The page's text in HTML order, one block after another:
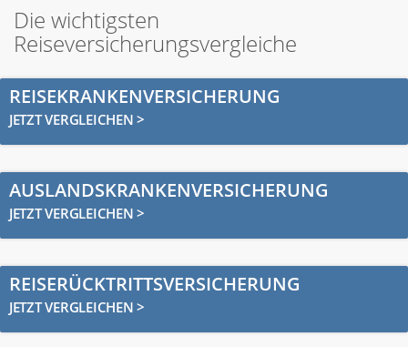
Die wichtigsten
Reiseversicherungsvergleiche
REISEKRANKENVERSICHERUNG
JETZT VERGLEICHEN >
AUSLANDSKRANKENVERSICHERUNG
JETZT VERGLEICHEN >
REISERÜCKTRITTSVERSICHERUNG
JETZT VERGLEICHEN >